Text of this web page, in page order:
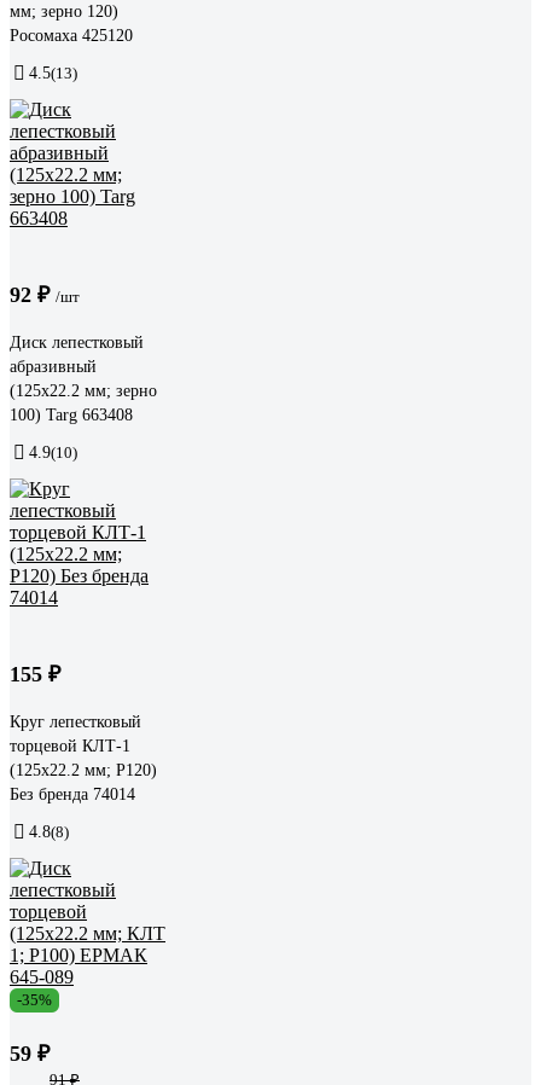
мм; зерно 120)
Росомаха 425120
4.5(13)
92 ₽ /шт
Диск лепестковый
абразивный
(125х22.2 мм; зерно
100) Targ 663408
4.9(10)
155 ₽
Круг лепестковый
торцевой КЛТ-1
(125х22.2 мм; Р120)
Без бренда 74014
4.8(8)
-35%
59 ₽
91 ₽